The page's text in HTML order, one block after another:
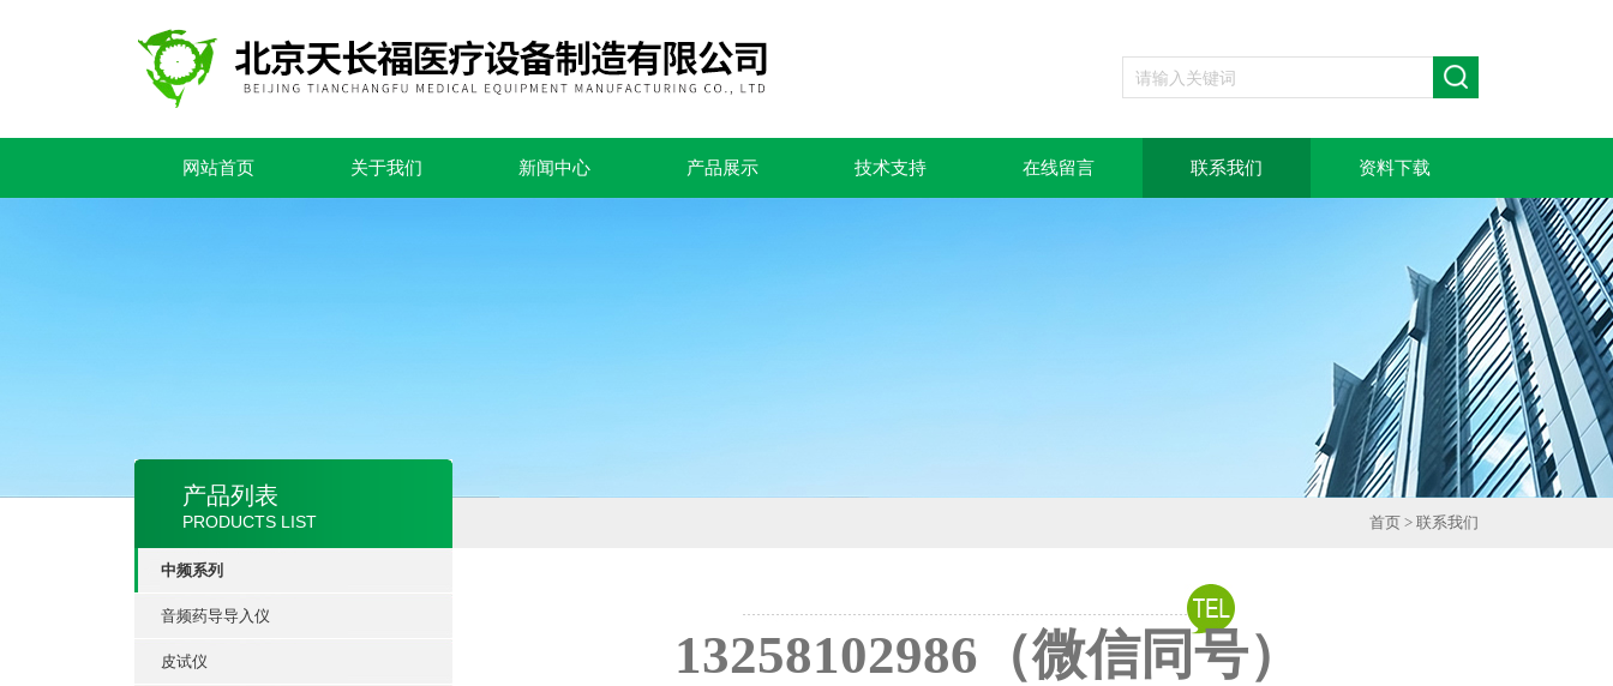
网站首页 关于我们 新闻中心 产品展示 技术支持 在线留言 联系我们 资料下载
产品列表
PRODUCTS LIST
中频系列
音频药导导入仪
皮试仪
首页 > 联系我们
13258102986（微信同号）